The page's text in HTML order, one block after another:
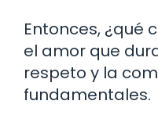
Entonces, ¿qué
el amor que
respeto y la
fundamentales.